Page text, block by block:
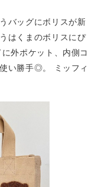
バッグにボリスが新
はくまのボリスにぴ
外ポケット、内側コ
い勝手◎。 ミッフィ